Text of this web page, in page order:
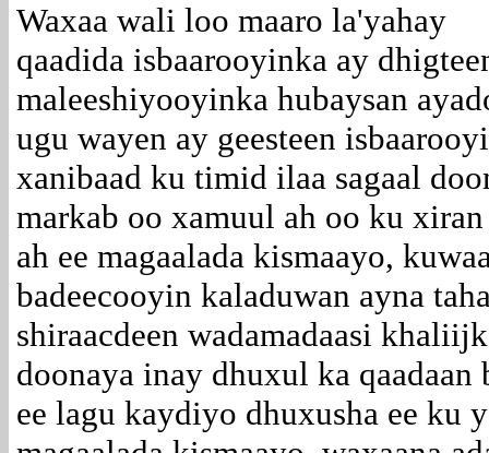
Waxaa wali loo maaro la'yahay
qaadida isbaarooyinka ay
maleeshiyooyinka hubaysan
ugu wayen ay geesteen
xanibaad ku timid ilaa sagaal
markab oo xamuul ah oo ku
ah ee magaalada kismaayo,
badeecooyin kaladuwan ayna
shiraacdeen wadamadaasi
doonaya inay dhuxul ka qaadaan
ee lagu kaydiyo dhuxusha ee ku